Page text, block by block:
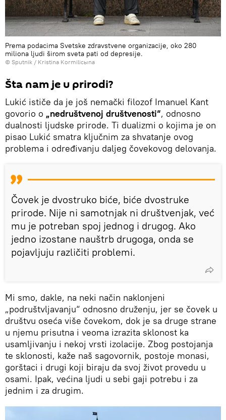
Prema podacima Svetske zdravstvene organizacije, oko 280
miliona ljudi širom sveta pati od depresije.
© Sputnik / Kristina Kormilicыna
Šta nam je u prirodi?
Lukić ističe da je još nemački filozof Imanuel Kant
govorio o „nedruštvenoj društvenosti“, odnosno
dualnosti ljudske prirode. Ti dualizmi o kojima je on
pisao Lukić smatra ključnim za shvatanje ovog
problema i određivanju daljeg čovekovog delovanja.
Čovek je dvostruko biće, biće dvostruke
prirode. Nije ni samotnjak ni društvenjak, već
mu je potreban spoj jednog i drugog. Ako
jedno izostane nauštrb drugoga, onda se
pojavljuju različiti problemi.
Mi smo, dakle, na neki način naklonjeni
„podruštvljavanju“ odnosno druženju, jer se čovek u
društvu oseća više čovekom, dok je sa druge strane
u njemu prisutna i veoma izrazita sklonost ka
usamljivanju i nekoj vrsti izolacije. Zbog postojanja
te sklonosti, kaže naš sagovornik, postoje monasi,
gorštaci i drugi koji biraju da svoj život provedu u
osami. Ipak, većina ljudi u sebi gaji potrebu i za
jednim i za drugim.